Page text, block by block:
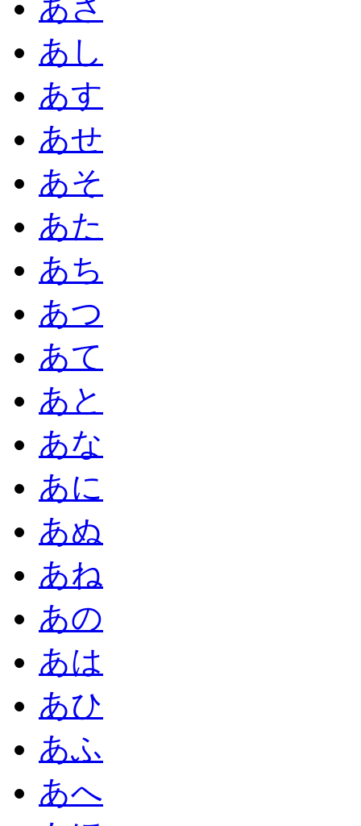
あさ
あし
あす
あせ
あそ
あた
あち
あつ
あて
あと
あな
あに
あぬ
あね
あの
あは
あひ
あふ
あへ